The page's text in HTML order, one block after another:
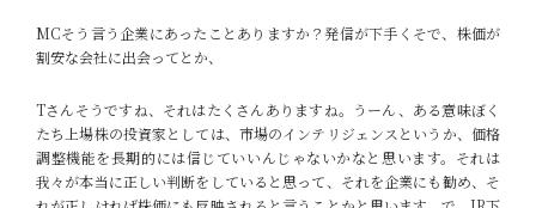
MCそう言う企業にあったことありますか？発信が下手くそで、株価が
割安な会社に出会ってとか、
Tさんそうですね、それはたくさんありますね。うーん、ある意味ぼく
たち上場株の投資家としては、市場のインテリジェンスというか、価格
調整機能を長期的には信じていいんじゃないかなと思います。それは
我々が本当に正しい判断をしていると思って、それを企業にも勧め、そ